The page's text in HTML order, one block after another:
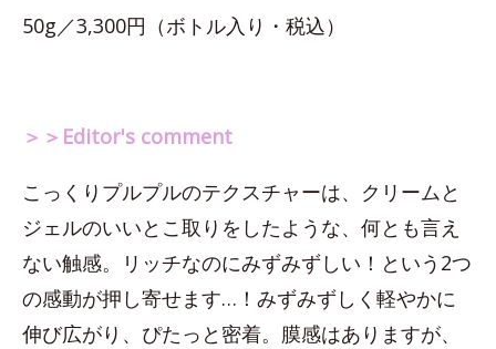
50g／3,300円（ボトル入り・税込）
＞＞Editor's comment
こっくりプルプルのテクスチャーは、クリームと
ジェルのいいとこ取りをしたような、何とも言え
ない触感。リッチなのにみずみずしい！という2つ
の感動が押し寄せます…！みずみずしく軽やかに
伸び広がり、ぴたっと密着。膜感はありますが、